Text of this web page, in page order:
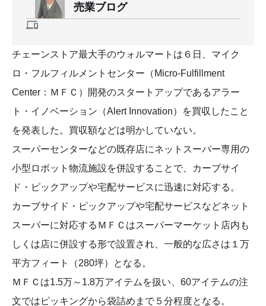
売業ブログ
チェーンストア最大手のウォルマートは６日、マイク
ロ・フルフィルメントセンター（Micro-Fulfillment
Center：ＭＦＣ）開発のスタートアップであるアラー
ト・イノベーション（Alert Innovation）を買収したこと
を発表した。買収額などは明かしていない。
スーパーセンターなどの既存店にネットスーパー専用の
小型ロボット物流施設を併設することで、カーブサイ
ド・ピックアップや宅配サービスに迅速に対応する。
カーブサイド・ピックアップや宅配サービスなどネット
スーパーに対応するＭＦＣはスーパーマーケット店内も
しくは店に併設する形で設置され、一般的な広さは１万
平方フィート（280坪）となる。
ＭＦＣは1.5万～1.8万アイテムを扱い、60アイテムの注
文ではピッキングから袋詰めまで５分程度となる。